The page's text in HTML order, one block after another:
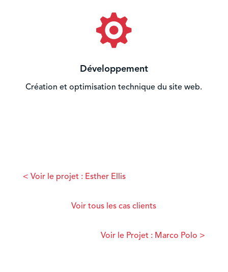

Développement
Création et optimisation technique du site web.
< Voir le projet : Esther Ellis
Voir tous les cas clients
Voir le Projet : Marco Polo >